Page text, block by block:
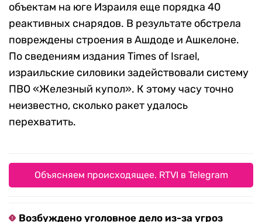
объектам на юге Израиля еще порядка 40
реактивных снарядов. В результате обстрела
повреждены строения в Ашдоде и Ашкелоне.
По сведениям издания Times of Israel,
израильские силовики задействовали систему
ПВО «Железный купол». К этому часу точно
неизвестно, сколько ракет удалось
перехватить.
Объясняем происходящее. RTVI в Telegram
Возбуждено уголовное дело из-за угроз